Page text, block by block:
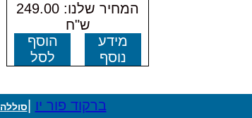
המחיר שלנו: 249.00
ש"ח
מידע
נוסף
הוסף
לסל
ברקוד פור יו סוללה